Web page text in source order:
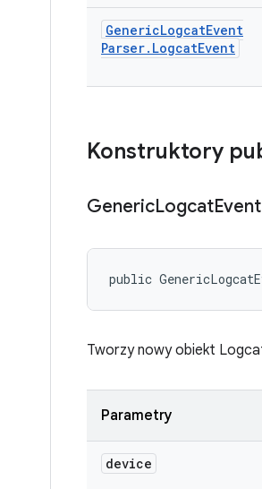
GenericLogcatEvent
Parser. LogcatEvent
Konstruktory
GenericLogcatEvent
public
Tworzy nowy obiekt
Parametry
device